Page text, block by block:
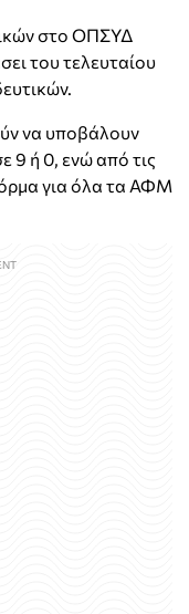
στο ΟΠΣΥΔ
του τελευταίου
να υποβάλουν
9 ή 0, ενώ από τις
για όλα τα ΑΦΜ